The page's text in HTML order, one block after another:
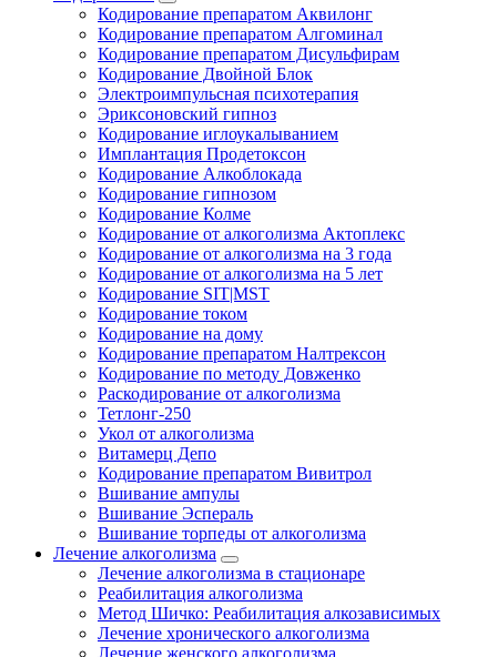
Кодирование препаратом Аквилонг
Кодирование препаратом Алгоминал
Кодирование препаратом Дисульфирам
Кодирование Двойной Блок
Электроимпульсная психотерапия
Эриксоновский гипноз
Кодирование иглоукалыванием
Имплантация Продетоксон
Кодирование Алкоблокада
Кодирование гипнозом
Кодирование Колме
Кодирование от алкоголизма Актоплекс
Кодирование от алкоголизма на 3 года
Кодирование от алкоголизма на 5 лет
Кодирование SIT|MST
Кодирование током
Кодирование на дому
Кодирование препаратом Налтрексон
Кодирование по методу Довженко
Раскодирование от алкоголизма
Тетлонг-250
Укол от алкоголизма
Витамерц Депо
Кодирование препаратом Вивитрол
Вшивание ампулы
Вшивание Эспераль
Вшивание торпеды от алкоголизма
Лечение алкоголизма
Лечение алкоголизма в стационаре
Реабилитация алкоголизма
Метод Шичко: Реабилитация алкозависимых
Лечение хронического алкоголизма
Лечение женского алкоголизма